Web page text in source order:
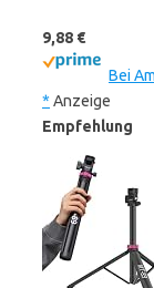
9,88 €
Bei
* Anzeige
Empfehlung